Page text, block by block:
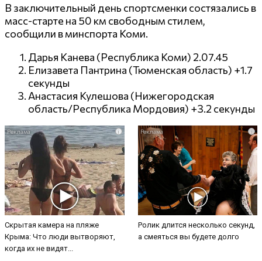
В заключительный день спортсменки состязались в
масс-старте на 50 км свободным стилем,
сообщили в минспорта Коми.
Дарья Канева (Республика Коми) 2.07.45
Елизавета Пантрина (Тюменская область) +1.7
секунды
Анастасия Кулешова (Нижегородская
область/Республика Мордовия) +3.2 секунды
i
Скрытая камера на пляже
Крыма: Что люди вытворяют,
когда их не видят...
i
Ролик длится несколько секунд,
а смеяться вы будете долго